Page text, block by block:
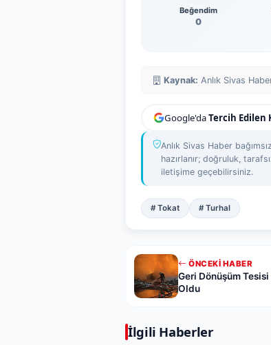
Beğendim
0
Kaynak: Anlık Sivas
Google'daTercih Edilen
Anlık Sivas Haber
hazırlanır; doğruluk,
iletişime geçebilirsiniz.
# Tokat # Turhal
ÖNCEKI HABER
Geri Dönüşüm
Oldu
İlgili Haberler